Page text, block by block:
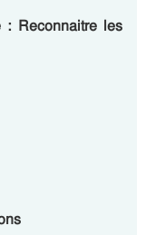
: Reconnaitre les